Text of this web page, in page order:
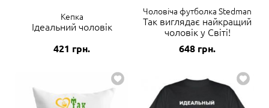
Кепка
Ідеальний чоловік
421 грн.
Чоловіча футболка Stedman
Так виглядає найкращий
чоловік у Світі!
648 грн.